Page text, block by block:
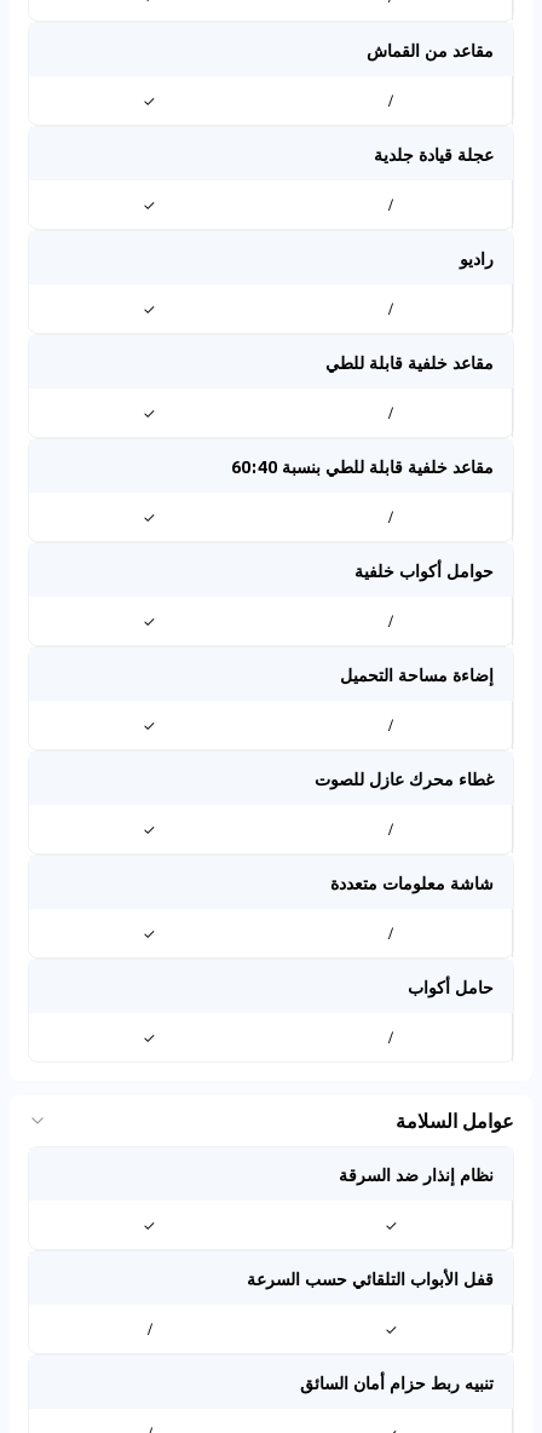
مقاعد من القماش
/
✓
عجلة قيادة جلدية
/
✓
راديو
/
✓
مقاعد خلفية قابلة للطي
/
✓
مقاعد خلفية قابلة للطي بنسبة 60:40
/
✓
حوامل أكواب خلفية
/
✓
إضاءة مساحة التحميل
/
✓
غطاء محرك عازل للصوت
/
✓
شاشة معلومات متعددة
/
✓
حامل أكواب
/
✓
عوامل السلامة
نظام إنذار ضد السرقة
✓
✓
قفل الأبواب التلقائي حسب السرعة
✓
/
تنبيه ربط حزام أمان السائق